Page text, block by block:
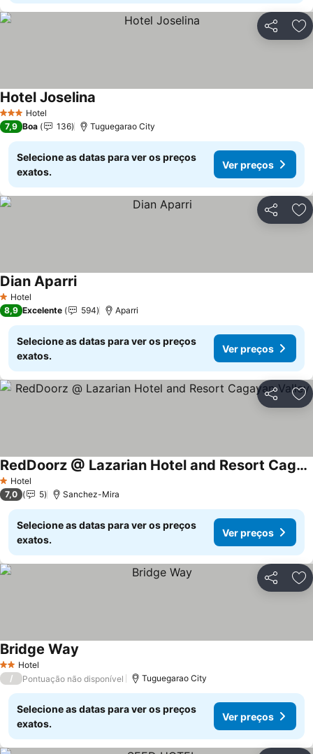
Partilhar
3 EstrelasHotel
Hotel Joselina
7,9 Boa 136 Tuguegarao City
Selecione as datas para ver os preços
exatos.
Ver preços
Partilhar
1 Estrelas
Hotel
Dian Aparri
8,9 Excelente 594 Aparri
Selecione as datas para ver os preços
exatos.
Ver preços
Partilhar
1 Estrelas
Hotel
RedDoorz @ Lazarian Hotel and Resort Cagayan Valley
7,0 5 Sanchez-Mira
Selecione as datas para ver os preços
exatos.
Ver preços
Partilhar
2 Estrelas
Hotel
Bridge Way
/ Pontuação não disponível Tuguegarao City
Selecione as datas para ver os preços
exatos.
Ver preços